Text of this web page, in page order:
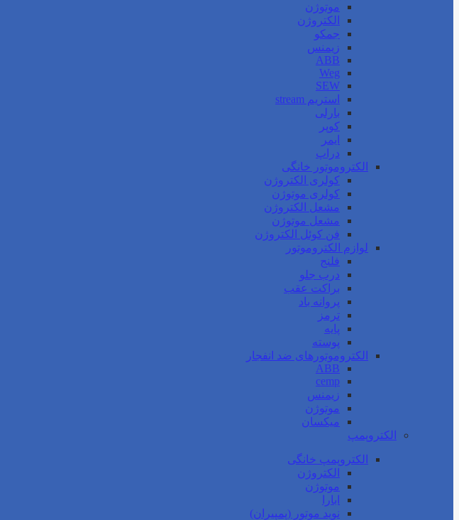
موتوژن
الکتروژن
جمکو
زیمنس
ABB
Weg
SEW
استریم stream
بارلی
کوپر
ایمر
دراپ
الکتروموتور خانگی
کولری الکتروژن
کولری موتوژن
مشعل الکتروژن
مشعل موتوژن
فن کوئل الکتروژن
لوازم الکتروموتور
فلنج
درب جلو
براکت عقب
پروانه باد
ترمز
پایه
پوسته
الکتروموتورهای ضد انفجار
ABB
cemp
زیمنس
موتوژن
میکسان
الکتروپمپ
الکتروپمپ خانگی
الکتروژن
موتوژن
ابارا
نوید موتور (پمپیران)